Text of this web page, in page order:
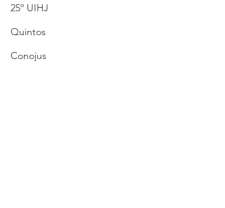
25º UIHJ
Quintos
Conojus